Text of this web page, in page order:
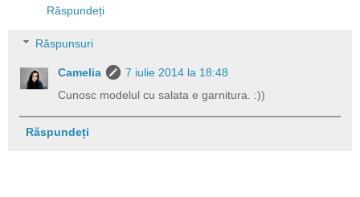
Răspundeți
Răspunsuri
Camelia
7 iulie 2014 la 18:48
Cunosc modelul cu salata e garnitura. :))
Răspundeți